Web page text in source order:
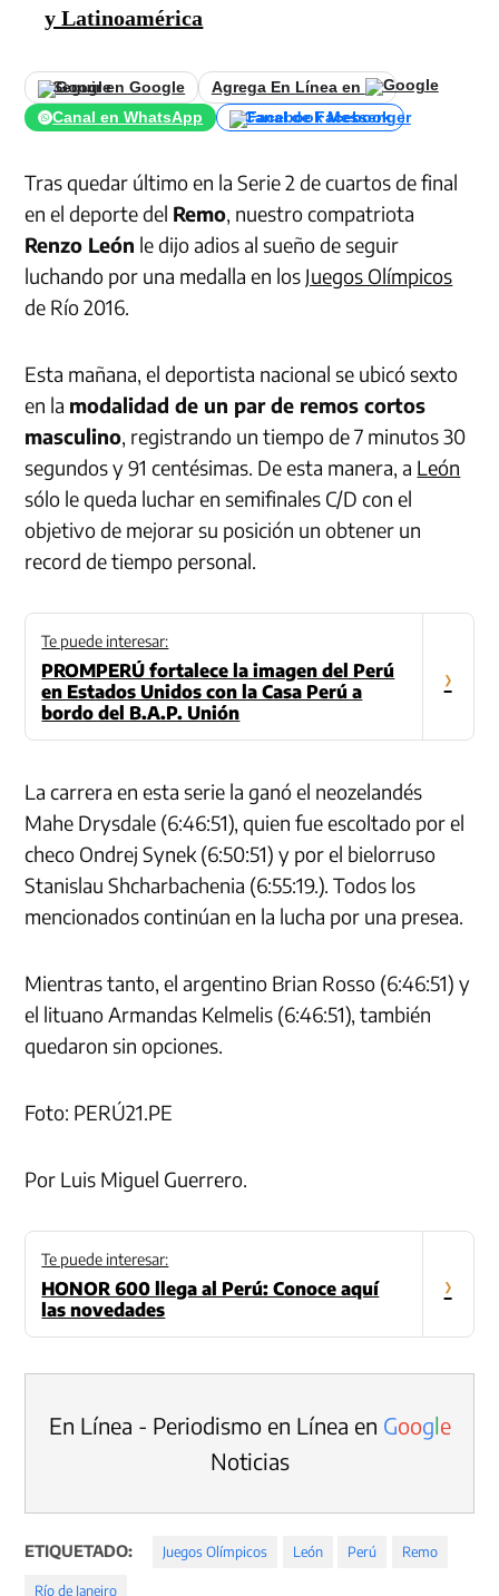
y Latinoamérica
Seguir en Google
Agrega En Línea en
Canal en WhatsApp
Canal de Facebook
Tras quedar último en la Serie 2 de cuartos de final
en el deporte del Remo, nuestro compatriota
Renzo León le dijo adios al sueño de seguir
luchando por una medalla en los Juegos Olímpicos
de Río 2016.
Esta mañana, el deportista nacional se ubicó sexto
en la modalidad de un par de remos cortos
masculino, registrando un tiempo de 7 minutos 30
segundos y 91 centésimas. De esta manera, a León
sólo le queda luchar en semifinales C/D con el
objetivo de mejorar su posición un obtener un
record de tiempo personal.
Te puede interesar:
PROMPERÚ fortalece la imagen del Perú
en Estados Unidos con la Casa Perú a
bordo del B.A.P. Unión
›
La carrera en esta serie la ganó el neozelandés
Mahe Drysdale (6:46:51), quien fue escoltado por el
checo Ondrej Synek (6:50:51) y por el bielorruso
Stanislau Shcharbachenia (6:55:19.). Todos los
mencionados continúan en la lucha por una presea.
Mientras tanto, el argentino Brian Rosso (6:46:51) y
el lituano Armandas Kelmelis (6:46:51), también
quedaron sin opciones.
Foto: PERÚ21.PE
Por Luis Miguel Guerrero.
Te puede interesar:
HONOR 600 llega al Perú: Conoce aquí
las novedades
›
En Línea - Periodismo en Línea en Google
Noticias
ETIQUETADO: Juegos Olímpicos León Perú Remo
Río de Janeiro